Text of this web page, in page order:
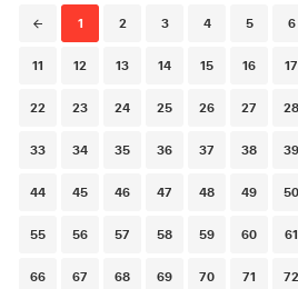
Posts
navigation
1 2 3 4 5 6
11 12 13 14 15 16 17
22 23 24 25 26 27 28
33 34 35 36 37 38 39
44 45 46 47 48 49 50
55 56 57 58 59 60 61
66 67 68 69 70 71 72